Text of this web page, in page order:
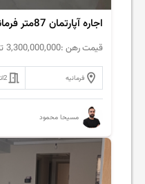
اجاره آپارتمان 87متر فرمانیه نوساز
قیمت رهن :3,300,000,000
فرمانیه 2
مسیحا محمود